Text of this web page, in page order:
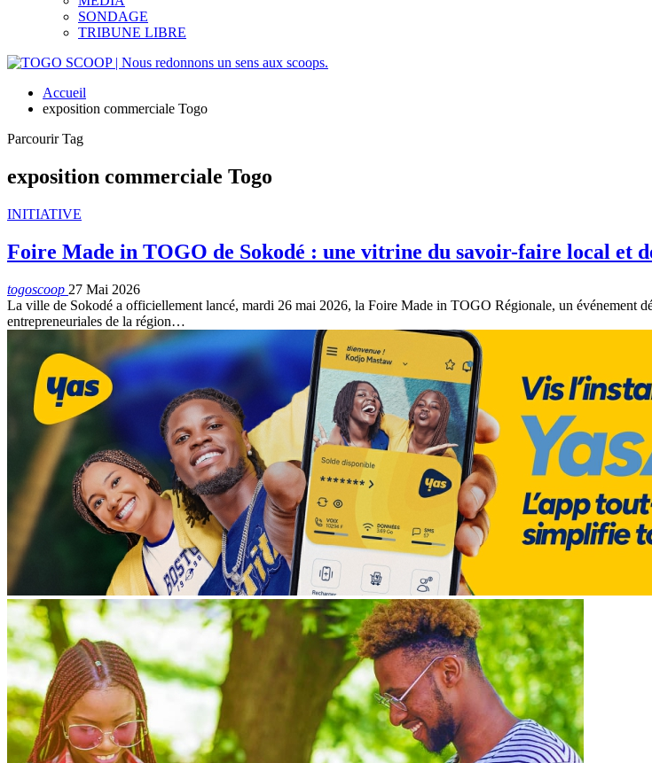
SONDAGE
TRIBUNE LIBRE
Accueil
exposition commerciale Togo
Parcourir Tag
exposition commerciale Togo
INITIATIVE
Foire Made in TOGO de Sokodé : une vitrine du savoir-faire local et
togoscoop 27 Mai 2026
La ville de Sokodé a officiellement lancé, mardi 26 mai 2026, la Foire Made in TOGO Régionale, un événement
entrepreneuriales de la région…